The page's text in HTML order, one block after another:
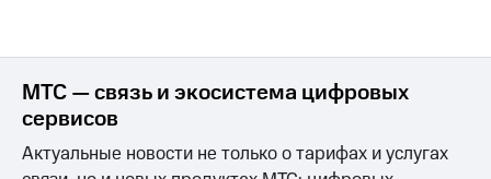
МТС — связь и экосистема цифровых
сервисов
Актуальные новости не только о тарифах и услугах